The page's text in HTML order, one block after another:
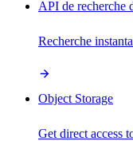
API de recherche
Recherche
Object Storage
Get direct access